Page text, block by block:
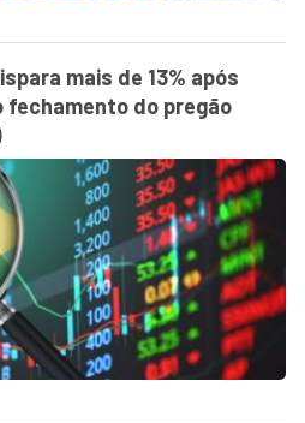
mais de 13% após
fechamento do pregão